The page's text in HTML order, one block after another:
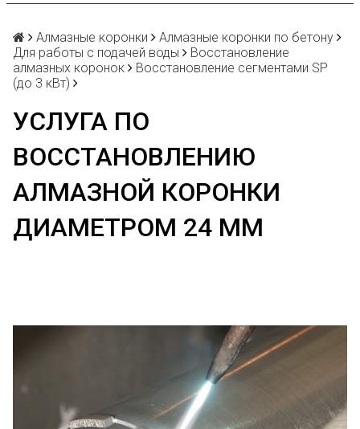
Алмазные коронки
Алмазные коронки по бетону
Для работы с подачей воды
Восстановление
алмазных коронок
Восстановление сегментами SP
(до 3 кВт)
УСЛУГА ПО
ВОССТАНОВЛЕНИЮ
АЛМАЗНОЙ КОРОНКИ
ДИАМЕТРОМ 24 ММ